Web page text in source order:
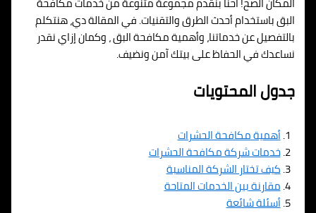
البق باستخدام أحدث الطرق والتقنيات. في المقالة دي، هنتكلم
بالتفصيل عن خدماتنا، وأهمية مكافحة البق ، وكمان إزاي نقدر
نساعدك في الحفاظ على بيتك آمن ونضيف.
جدول المحتويات
أهمية مكافحة الحشرات
خدمات شركة مكافحة الحشرات
كيف تختار الشركة المناسبة
مقارنة بين الخدمات المتاحة
أسئلة شائعة